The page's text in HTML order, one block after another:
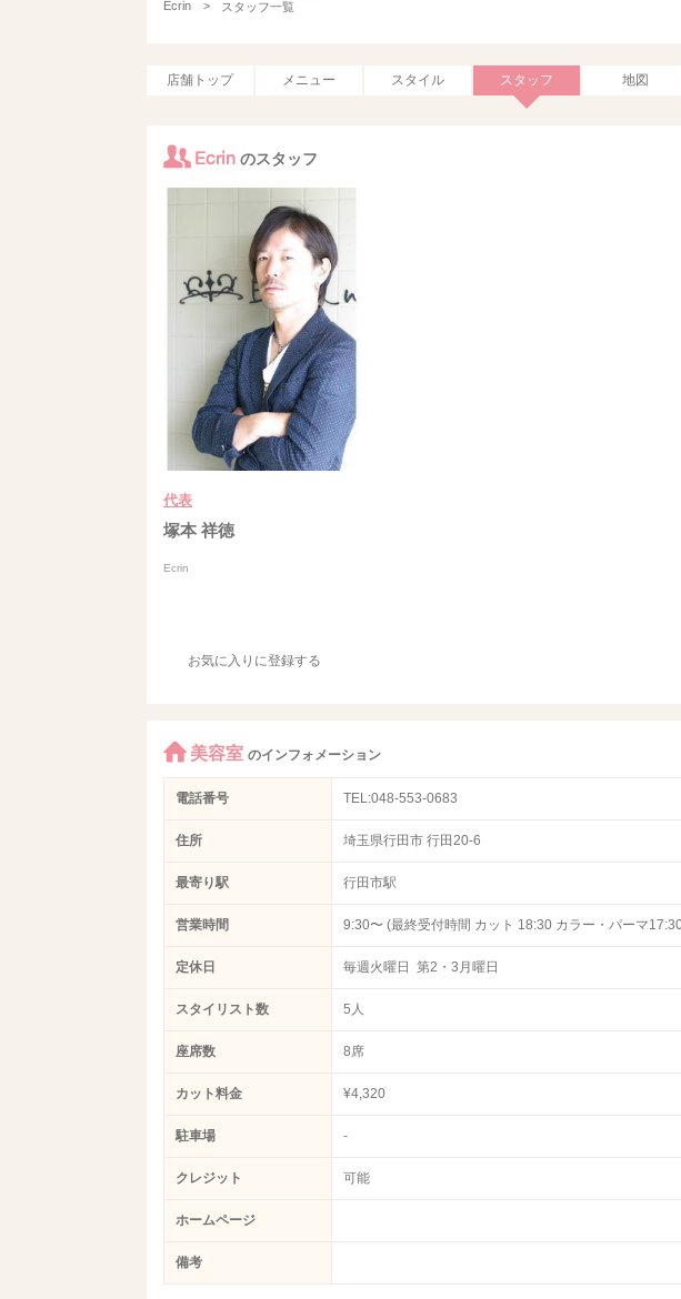
Ecrin > スタッフ一覧
店舗トップ メニュー スタイル スタッフ 地図
Ecrin のスタッフ
代表
塚本 祥徳
Ecrin
お気に入りに登録する
美容室 のインフォメーション
電話番号 TEL:048-553-0683
住所 埼玉県行田市 行田20-6
最寄り駅 行田市駅
営業時間 9:30〜 (最終受付時間 カット 18:30 カラー・パーマ
定休日 毎週火曜日 第2・3月曜日
スタイリスト数 5人
座席数 8席
カット料金 ¥4,320
駐車場 -
クレジット 可能
ホームページ
備考